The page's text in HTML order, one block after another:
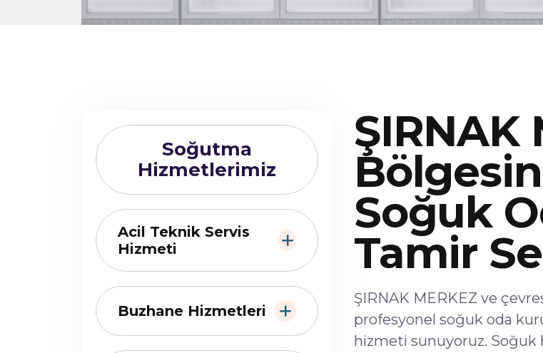
Soğutma
Hizmetlerimiz
Acil Teknik Servis
Hizmeti
Buzhane Hizmetleri
ŞIRNAK
Soğuk
Tamir
ŞIRNAK MERKEZ ve
profesyonel soğuk oda
hizmeti sunuyoruz. Soğuk